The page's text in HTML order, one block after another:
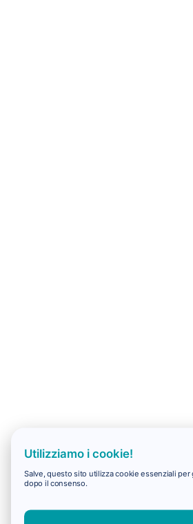
Utilizziamo i cookie!
Salve, questo sito utilizza cookie essenziali
dopo il consenso.